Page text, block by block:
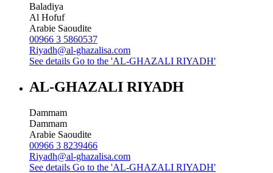
Baladiya
Al Hofuf
Arabie Saoudite
00966 3 5860537
Riyadh@al-ghazalisa.com
See details Go to the 'AL-GHAZALI RIYADH'
AL-GHAZALI RIYADH
Dammam
Dammam
Arabie Saoudite
00966 3 8239466
Riyadh@al-ghazalisa.com
See details Go to the 'AL-GHAZALI RIYADH'